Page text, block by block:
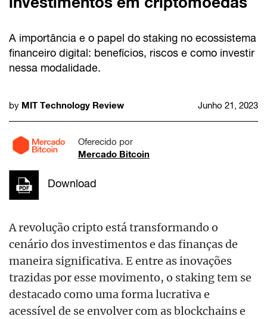
A importância e o papel do staking no ecossistema
financeiro digital: benefícios, riscos e como investir
nessa modalidade.
by MIT Technology Review Junho 21, 2023
Oferecido por
Mercado Bitcoin
Download
A revolução cripto está transformando o
cenário dos investimentos e das finanças de
maneira significativa. E entre as inovações
trazidas por esse movimento, o staking tem se
destacado como uma forma lucrativa e
acessível de se envolver com as blockchains e